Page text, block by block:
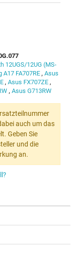
12UGS/12UG (MS-
A17 FA707RE, Asus
, Asus FX707ZE ,
, Asus G713RW
auch um das
Geben Sie
und die
an.